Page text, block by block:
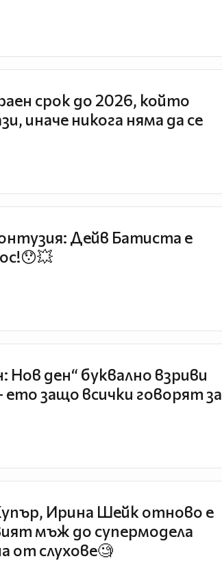
срок до 2026, който
иначе никога няма да се
Дейв Батиста е
Нов ден“ буквално взриви
ето защо всички говорят за
Ирина Шейк отново е
мъж до супермодела
от слухове🧐